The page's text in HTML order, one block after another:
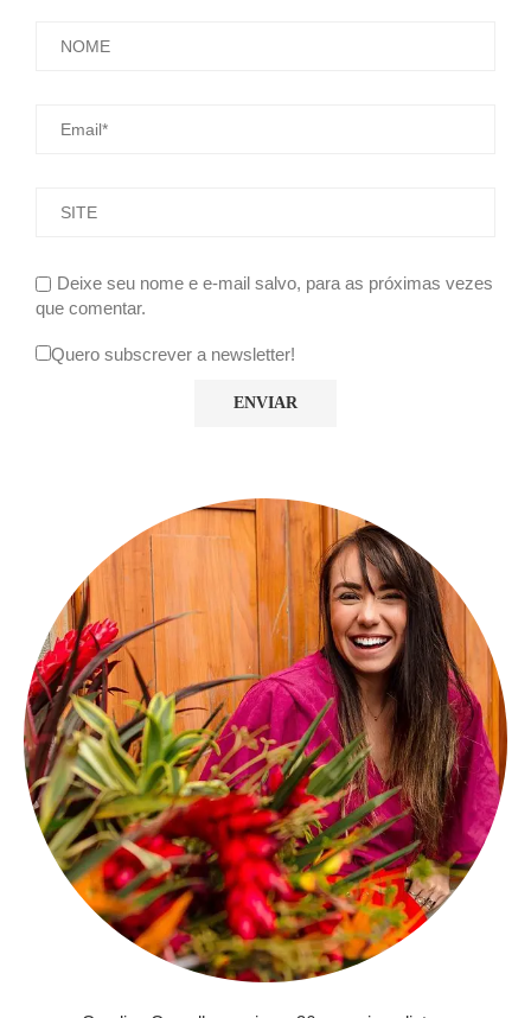
Deixe seu nome e e-mail salvo, para as próximas vezes
que comentar.
Quero subscrever a newsletter!